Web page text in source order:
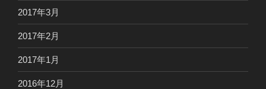
2017年3月
2017年2月
2017年1月
2016年12月